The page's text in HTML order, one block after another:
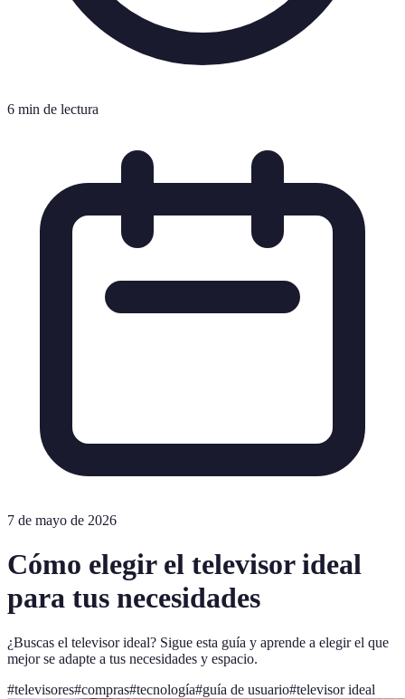
6 min de lectura
7 de mayo de 2026
Cómo elegir el televisor ideal
para tus necesidades
¿Buscas el televisor ideal? Sigue esta guía y aprende a elegir el que
mejor se adapte a tus necesidades y espacio.
#televisores#compras#tecnología#guía de usuario#televisor ideal